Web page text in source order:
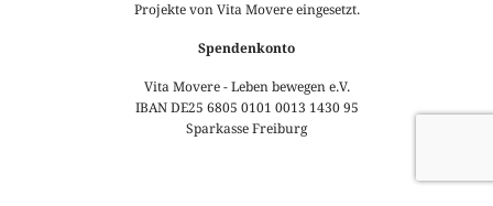
Projekte von Vita Movere eingesetzt.
Spendenkonto
Vita Movere - Leben bewegen e.V.
IBAN DE25 6805 0101 0013 1430 95
Sparkasse Freiburg